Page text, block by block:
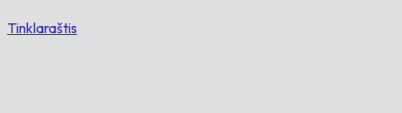
Tinklaraštis